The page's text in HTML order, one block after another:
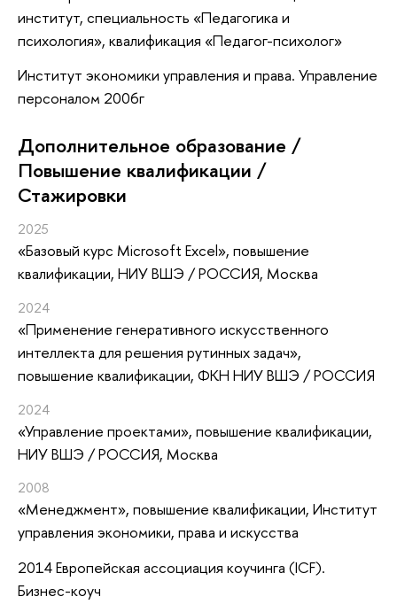
институт, специальность «Педагогика и
психология», квалификация «Педагог-психолог»
Институт экономики управления и права. Управление
персоналом 2006г
Дополнительное образование /
Повышение квалификации /
Стажировки
2025
«Базовый курс Microsoft Excel», повышение
квалификации, НИУ ВШЭ / РОССИЯ, Москва
2024
«Применение генеративного искусственного
интеллекта для решения рутинных задач»,
повышение квалификации, ФКН НИУ ВШЭ / РОССИЯ
2024
«Управление проектами», повышение квалификации,
НИУ ВШЭ / РОССИЯ, Москва
2008
«Менеджмент», повышение квалификации, Институт
управления экономики, права и искусства
2014 Европейская ассоциация коучинга (ICF).
Бизнес-коуч